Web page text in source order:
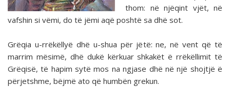
thom: në njëqint vjët, në
vafshin si vëmi, do të jëmi aqë poshtë sa dhë sot.
Grëqia u-rrëkëllyë dhë u-shua për jëtë: ne, në vent që të
marrim mësimë, dhë dukë kërkuar shkakët ë rrëkëllimit të
Grëqisë, të hapim sytë mos na ngjase dhë në një shojtjë ë
përjetshme, bëjmë ato që humbën grekun.